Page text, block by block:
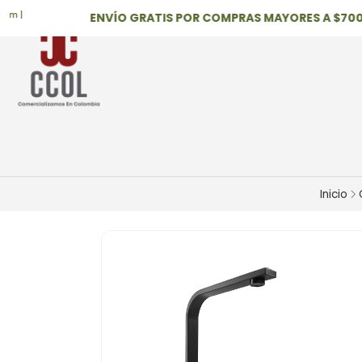
ENVÍO GRATIS POR COMPRAS MAYORES A $700,000
Inicio